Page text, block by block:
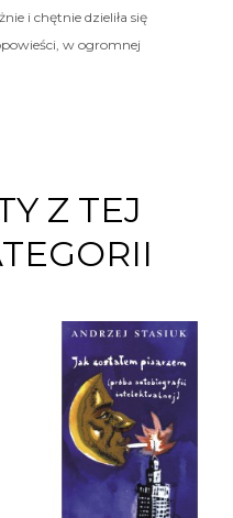
i chętnie dzieliła się
w ogromnej
Z TEJ